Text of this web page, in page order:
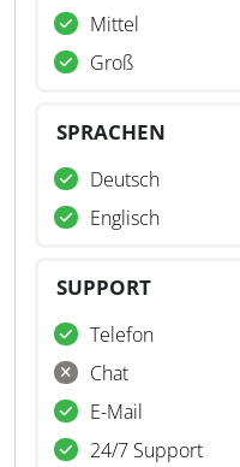
Mittel
Groß
SPRACHEN
Deutsch
Englisch
SUPPORT
Telefon
Chat
E-Mail
24/7 Support